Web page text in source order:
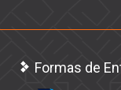
Formas de